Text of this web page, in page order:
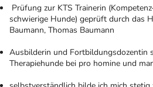
Prüfung zur KTS Trainerin
schwierige Hunde) geprüft durch das
Baumann, Thomas Baumann
Ausbilderin und Fortbildungsdozentin
Therapiehunde bei pro homine und